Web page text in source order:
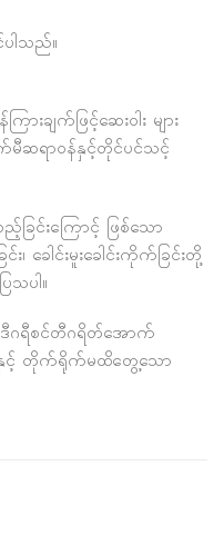
ါသည်။
ချက်ဖြင့်ဆေးဝါး များ
မီဆရာဝန်နှင့်တိုင်ပင်သင့်
ြင်းကြောင့် ဖြစ်သော
၊ ခေါင်းမူးခေါင်းကိုက်ခြင်းတို့
သပါ။
ဒီဂရီစင်တီဂရိတ်အောက်
ည်နှင့် တိုက်ရိုက်မထိတွေ့သော